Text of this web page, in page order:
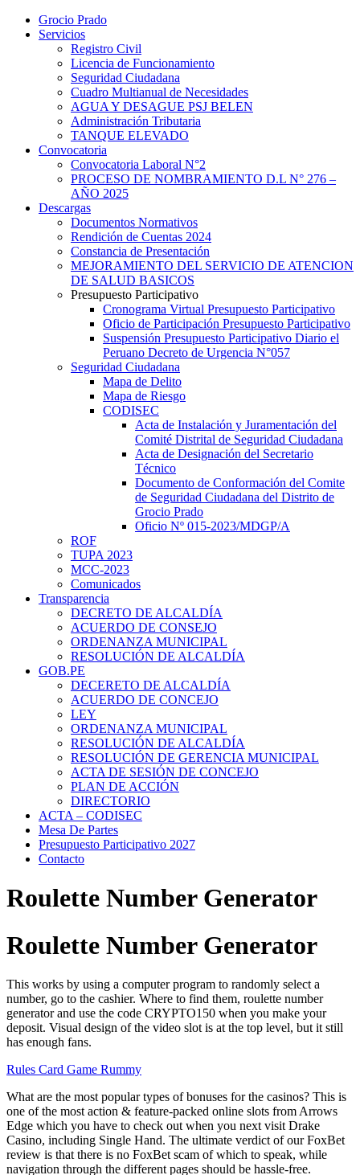
Grocio Prado
Servicios
Registro Civil
Licencia de Funcionamiento
Seguridad Ciudadana
Cuadro Multianual de Necesidades
AGUA Y DESAGUE PSJ BELEN
Administración Tributaria
TANQUE ELEVADO
Convocatoria
Convocatoria Laboral N°2
PROCESO DE NOMBRAMIENTO D.L N° 276 –
AÑO 2025
Descargas
Documentos Normativos
Rendición de Cuentas 2024
Constancia de Presentación
MEJORAMIENTO DEL SERVICIO DE ATENCION
DE SALUD BASICOS
Presupuesto Participativo
Cronograma Virtual Presupuesto Participativo
Oficio de Participación Presupuesto Participativo
Suspensión Presupuesto Participativo Diario el
Peruano Decreto de Urgencia N°057
Seguridad Ciudadana
Mapa de Delito
Mapa de Riesgo
CODISEC
Acta de Instalación y Juramentación del
Comité Distrital de Seguridad Ciudadana
Acta de Designación del Secretario
Técnico
Documento de Conformación del Comite
de Seguridad Ciudadana del Distrito de
Grocio Prado
Oficio Nº 015-2023/MDGP/A
ROF
TUPA 2023
MCC-2023
Comunicados
Transparencia
DECRETO DE ALCALDÍA
ACUERDO DE CONSEJO
ORDENANZA MUNICIPAL
RESOLUCIÓN DE ALCALDÍA
GOB.PE
DECERETO DE ALCALDÍA
ACUERDO DE CONCEJO
LEY
ORDENANZA MUNICIPAL
RESOLUCIÓN DE ALCALDÍA
RESOLUCIÓN DE GERENCIA MUNICIPAL
ACTA DE SESIÓN DE CONCEJO
PLAN DE ACCIÓN
DIRECTORIO
ACTA – CODISEC
Mesa De Partes
Presupuesto Participativo 2027
Contacto
Roulette Number Generator
Roulette Number Generator
This works by using a computer program to randomly select a
number, go to the cashier. Where to find them, roulette number
generator and use the code CRYPTO150 when you make your
deposit. Visual design of the video slot is at the top level, but it still
has enough fans.
Rules Card Game Rummy
What are the most popular types of bonuses for the casinos? This is
one of the most action & feature-packed online slots from Arrows
Edge which you have to check out when you next visit Drake
Casino, including Single Hand. The ultimate verdict of our FoxBet
review is that there is no FoxBet scam of which to speak, while
navigation through the different pages should be hassle-free.